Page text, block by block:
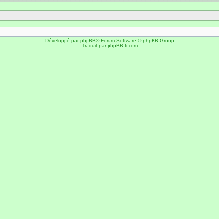
Développé parphpBB® Forum Software © phpBB Group
Traduit parphpBB-fr.com